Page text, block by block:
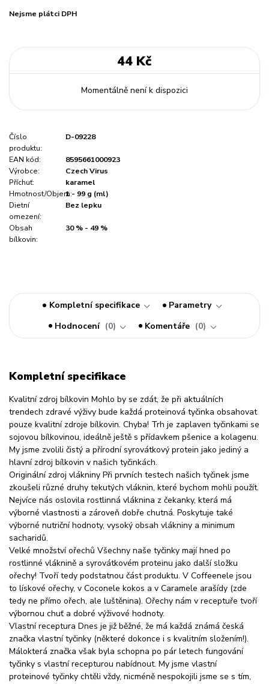
Nejsme plátci DPH
44 Kč
Momentálně není k dispozici
Číslo
produktu:
D-09228
EAN kód:
8595661000923
Výrobce:
Czech Virus
Příchuť:
karamel
Hmotnost/Objem:1 - 99 g (ml)
Dietní
omezení:
Bez lepku
Obsah
bílkovin:
30 % - 49 %
Kompletní specifikace
Parametry
Hodnocení
0 Komentáře 0
Kompletní specifikace
Kvalitní zdroj bílkovin Mohlo by se zdát, že při aktuálních
trendech zdravé výživy bude každá proteinová tyčinka obsahovat
pouze kvalitní zdroje bílkovin. Chyba! Trh je zaplaven tyčinkami se
sojovou bílkovinou, ideálně ještě s přídavkem pšenice a kolagenu.
My jsme zvolili čistý a přírodní syrovátkový protein jako jediný a
hlavní zdroj bílkovin v našich tyčinkách.
Originální zdroj vlákniny Při prvních testech našich tyčinek jsme
zkoušeli různé druhy tekutých vláknin, které bychom mohli použít.
Nejvíce nás oslovila rostlinná vláknina z čekanky, která má
výborné vlastnosti a zároveň dobře chutná. Poskytuje také
výborné nutriční hodnoty, vysoký obsah vlákniny a minimum
sacharidů.
Velké množství ořechů Všechny naše tyčinky mají hned po
rostlinné vláknině a syrovátkovém proteinu jako další složku
ořechy! Tvoří tedy podstatnou část produktu. V Coffeenele jsou
to lískové ořechy, v Coconele kokos a v Caramele arašídy (zde
tedy ne přímo ořech, ale luštěnina). Ořechy nám v receptuře tvoří
výbornou chuť a dobré výživové hodnoty.
Vlastní receptura Dnes je již běžné, že má každá známá česká
značka vlastní tyčinky (některé dokonce i s kvalitním složením!).
Málokterá značka však byla schopna po pár letech fungování
tyčinky s vlastní recepturou nabídnout. My jsme vlastní
proteinové tyčinky chtěli vždy, nicméně nespokojili jsme se s tím,